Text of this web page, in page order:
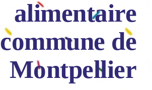
alimentaire
commune de
Montpellier